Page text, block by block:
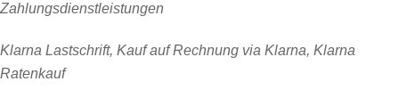
Zahlungsdienstleistungen
Klarna Lastschrift, Kauf auf Rechnung via Klarna, Klarna
Ratenkauf